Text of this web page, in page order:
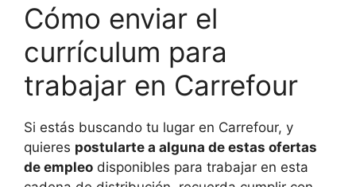
Cómo enviar el
currículum para
trabajar en Carrefour
Si estás buscando tu lugar en Carrefour, y
quieres postularte a alguna de estas ofertas
de empleo disponibles para trabajar en esta